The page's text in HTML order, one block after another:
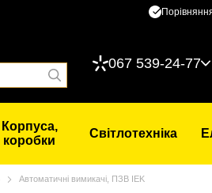
067 539-24-77
Корпуса,
коробки
Світлотехніка
Автоматичні вимикачі, ПЗВ IEK